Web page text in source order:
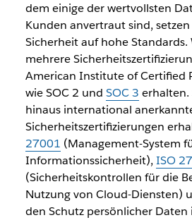
dem einige der wertvollsten
Kunden anvertraut sind,
Sicherheit auf hohe Standards.
mehrere
American Institute of Certified
wie SOC 2 und SOC 3 erhalten.
hinaus international
Sicherheitszertifizierungen
27001 (Management-System
Informationssicherheit), ISO
(Sicherheitskontrollen für die
Nutzung von Cloud-Diensten)
den Schutz persönlicher Daten